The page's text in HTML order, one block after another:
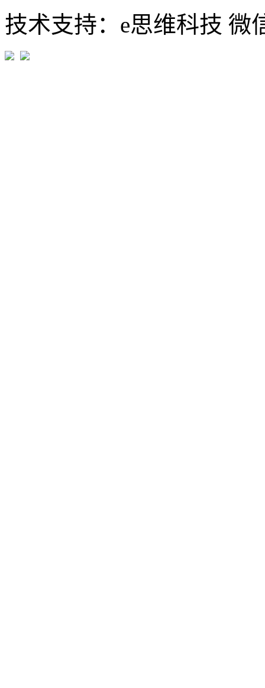
技术支持：e思维科技 微